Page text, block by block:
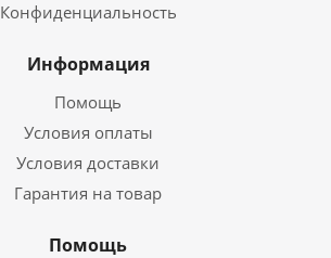
Конфиденциальность
Информация
Помощь
Условия оплаты
Условия доставки
Гарантия на товар
Помощь